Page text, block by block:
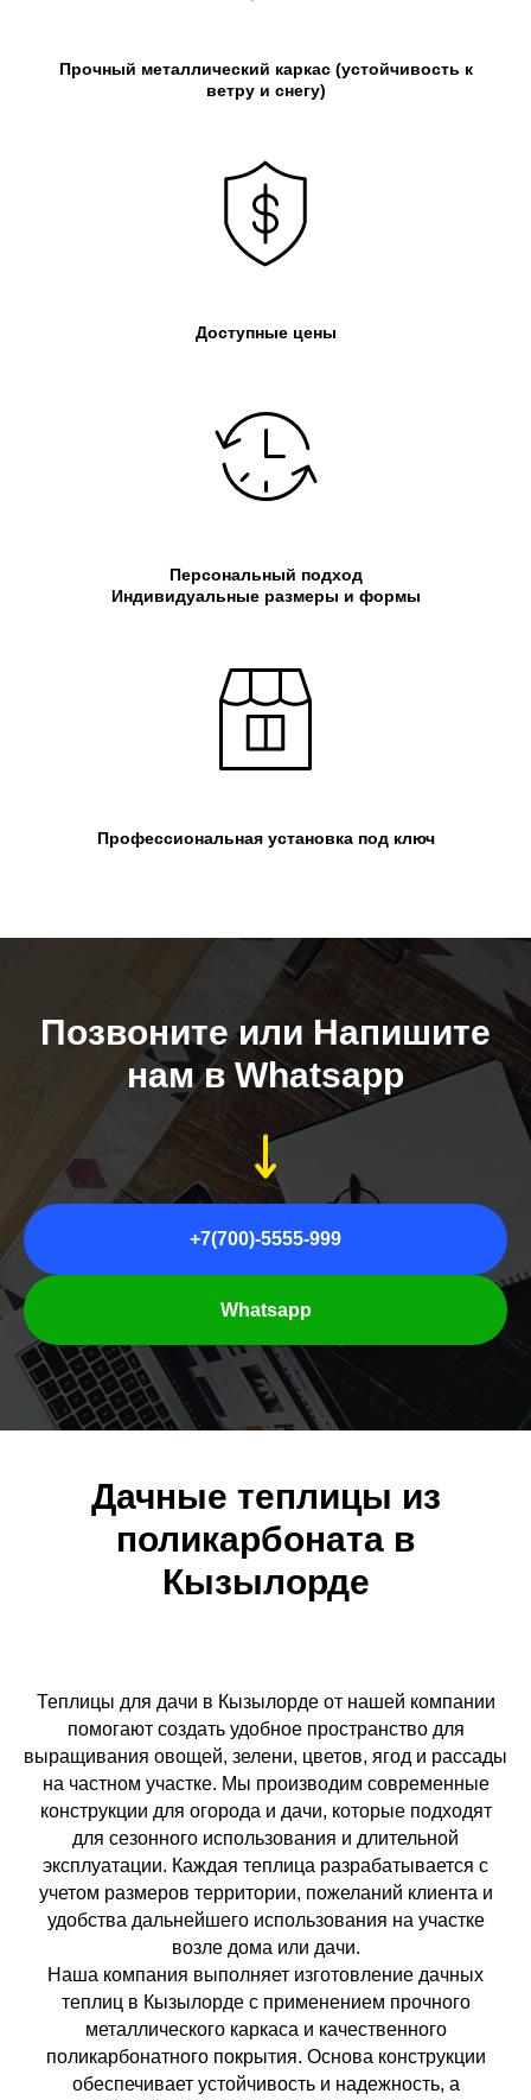
Прочный металлический каркас(устойчивость к
ветру и снегу)
Доступные цены
Персональный подход
Индивидуальные размеры и формы
Профессиональная установка под ключ
Позвоните или Напишите
нам в Whatsapp
+7(700)-5555-999
Whatsapp
Дачные теплицы из
поликарбоната в
Кызылорде
Теплицы для дачи в Кызылорде от нашей компании
помогают создать удобное пространство для
выращивания овощей, зелени, цветов, ягод и рассады
на частном участке. Мы производим современные
конструкции для огорода и дачи, которые подходят
для сезонного использования и длительной
эксплуатации. Каждая теплица разрабатывается с
учетом размеров территории, пожеланий клиента и
удобства дальнейшего использования на участке
возле дома или дачи.
Наша компания выполняет изготовление дачных
теплиц в Кызылорде с применением прочного
металлического каркаса и качественного
поликарбонатного покрытия. Основа конструкции
обеспечивает устойчивость и надежность, а